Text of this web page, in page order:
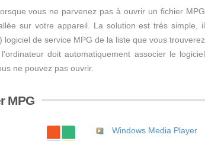
vous ne parvenez pas à ouvrir un fichier MPG
sur votre appareil. La solution est très simple, il
de service MPG de la liste que vous trouverez
doit automatiquement associer le logiciel
ne pouvez pas ouvrir.
MPG
Windows Media Player